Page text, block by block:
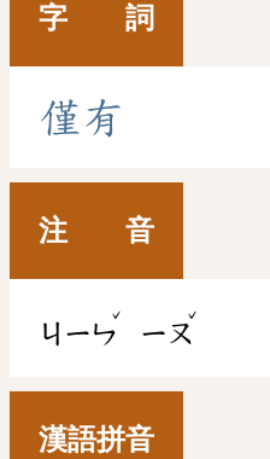
字 詞
僅有
注 音
ㄐㄧㄣ
ˇ
ㄧㄡ
ˇ
漢語拼音